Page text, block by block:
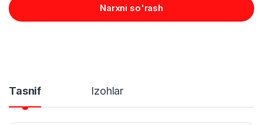
Narxni so'rash
Tasnif Izohlar